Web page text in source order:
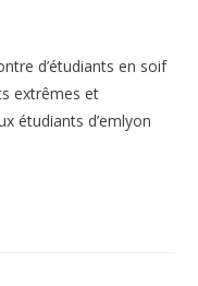
d’étudiants en soif
extrêmes et
étudiants d’emlyon